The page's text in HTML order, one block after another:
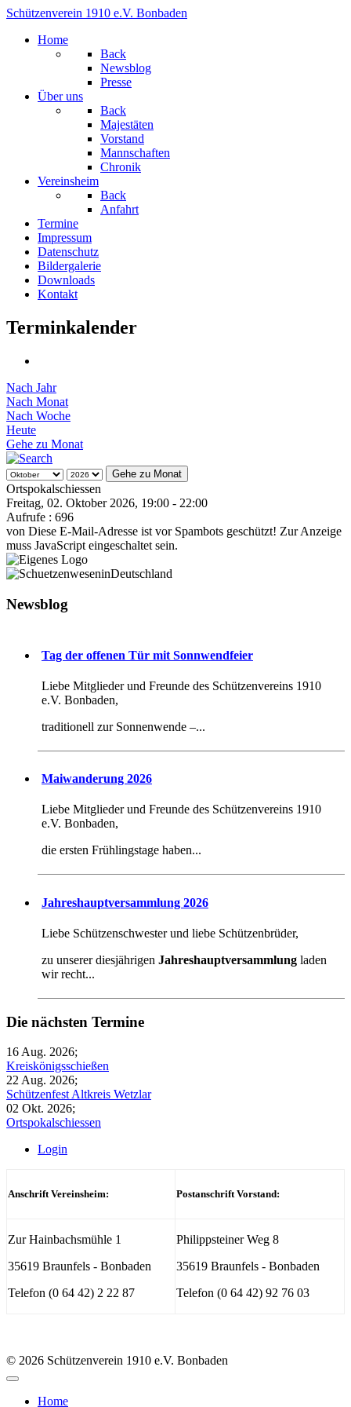
Schützenverein 1910 e.V. Bonbaden
Home
Back
Newsblog
Presse
Über uns
Back
Majestäten
Vorstand
Mannschaften
Chronik
Vereinsheim
Back
Anfahrt
Termine
Impressum
Datenschutz
Bildergalerie
Downloads
Kontakt
Terminkalender
Nach Jahr
Nach Monat
Nach Woche
Heute
Gehe zu Monat
Gehe zu Monat
Ortspokalschiessen
Freitag, 02. Oktober 2026, 19:00 - 22:00
Aufrufe : 696
von Diese E-Mail-Adresse ist vor Spambots geschützt! Zur Anzeige
muss JavaScript eingeschaltet sein.
Newsblog
Tag der offenen Tür mit Sonnwendfeier
Liebe Mitglieder und Freunde des Schützenvereins 1910
e.V. Bonbaden,
traditionell zur Sonnenwende –...
Maiwanderung 2026
Liebe Mitglieder und Freunde des Schützenvereins 1910
e.V. Bonbaden,
die ersten Frühlingstage haben...
Jahreshauptversammlung 2026
Liebe Schützenschwester und liebe Schützenbrüder,
zu unserer diesjährigen Jahreshauptversammlung laden
wir recht...
Die nächsten Termine
16 Aug. 2026;
Kreiskönigsschießen
22 Aug. 2026;
Schützenfest Altkreis Wetzlar
02 Okt. 2026;
Ortspokalschiessen
Login
Anschrift Vereinsheim: Postanschrift Vorstand:
Zur Hainbachsmühle 1
35619 Braunfels - Bonbaden
Telefon (0 64 42) 2 22 87
Philippsteiner Weg 8
35619 Braunfels - Bonbaden
Telefon (0 64 42) 92 76 03
© 2026 Schützenverein 1910 e.V. Bonbaden
Home